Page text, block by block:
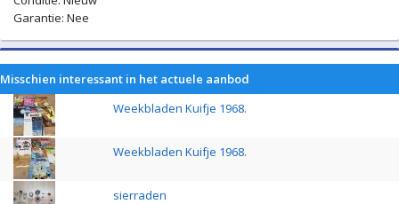
Garantie: Nee
Misschien interessant in het actuele aanbod
Weekbladen Kuifje 1968.
Weekbladen Kuifje 1968.
sierraden